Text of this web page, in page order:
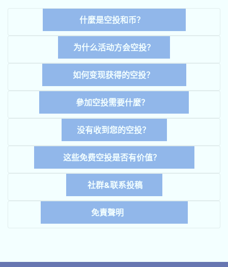
什麼是空投和币？
为什么活动方会空投？
如何变现获得的空投？
參加空投需要什麼？
没有收到您的空投？
这些免费空投是否有价值？
社群&联系投稿
免責聲明